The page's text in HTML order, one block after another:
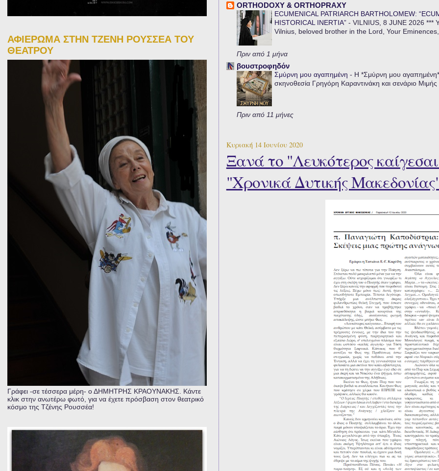
ORTHODOXY & ORTHOPRAXY
ECUMENICAL PATRIARCH BARTHOLOMEW:
HISTORICAL INERTIA” - VILNIUS, 8 JUNE 2026 ***
Vilnius, beloved brother in the Lord, Your
Πριν από 1 μήνα
βουστροφηδόν
Σμύρνη μου αγαπημένη - Η *Σμύρνη μου αγαπημένη*
σκηνοθεσία Γρηγόρη Καραντινάκη και σενάριο Μιμής
Πριν από 11 μήνες
Κυριακή 14 Ιουνίου 2020
Ξανά το "Λευκότερος
"Χρονικά Δυτικής
ΑΦΙΕΡΩΜΑ ΣΤΗΝ ΤΖΕΝΗ ΡΟΥΣΣΕΑ ΤΟΥ
ΘΕΑΤΡΟΥ
Γράφει -σε τέσσερα μέρη- ο ΔΗΜΗΤΡΗΣ ΚΡΑΟΥΝΑΚΗΣ. Κάντε
κλικ στην ανωτέρω φωτό, για να έχετε πρόσβαση στον θεατρικό
κόσμο της Τζένης Ρουσσέα!